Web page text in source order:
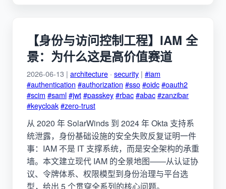
【身份与访问控制工程】IAM 全
景：为什么这是高价值赛道
2026-06-13 | architecture · security | #iam
#authentication #authorization #sso#oidc#oauth2
#scim #saml#jwt#passkey#rbac#abac#zanzibar
#keycloak#zero-trust
从 2020 年 SolarWinds 到 2024 年 Okta 支持系
统泄露，身份基础设施的安全失败反复证明一件
事：IAM 不是 IT 支撑系统，而是安全架构的承重
墙。本文建立现代 IAM 的全景地图——从认证协
议、令牌体系、权限模型到身份治理与平台选
型，给出 5 个贯穿全系列的核心问题。